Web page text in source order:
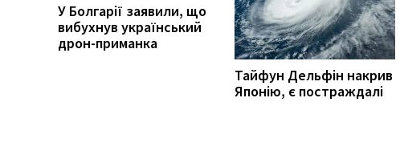
У Болгарії заявили, що
вибухнув український
дрон-приманка
Тайфун Дельфін накрив
Японію, є постраждалі